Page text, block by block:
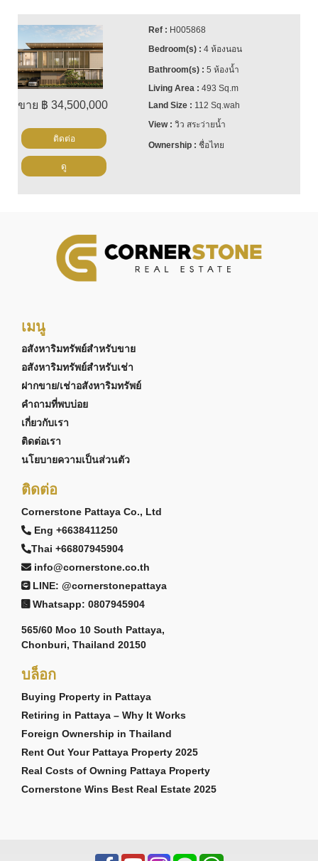
ขาย ฿ 34,500,000
H005868
4 ห้องนอน
5 ห้องน้ำ
493 Sq.m
112 Sq.wah
วิว สระว่ายน้ำ
ชื่อไทย
ติดต่อ
ดู
เมนู
อสังหาริมทรัพย์สำหรับขาย
อสังหาริมทรัพย์สำหรับเช่า
ฝากขาย/เช่าอสังหาริมทรัพย์
คำถามที่พบบ่อย
เกี่ยวกับเรา
ติดต่อเรา
นโยบายความเป็นส่วนตัว
ติดต่อ
Cornerstone Pattaya Co., Ltd
Eng +6638411250
Thai +66807945904
info@cornerstone.co.th
LINE: @cornerstonepattaya
Whatsapp: 0807945904
565/60 Moo 10 South Pattaya,
Chonburi, Thailand 20150
บล็อก
Buying Property in Pattaya
Retiring in Pattaya – Why It Works
Foreign Ownership in Thailand
Rent Out Your Pattaya Property 2025
Real Costs of Owning Pattaya Property
Cornerstone Wins Best Real Estate 2025